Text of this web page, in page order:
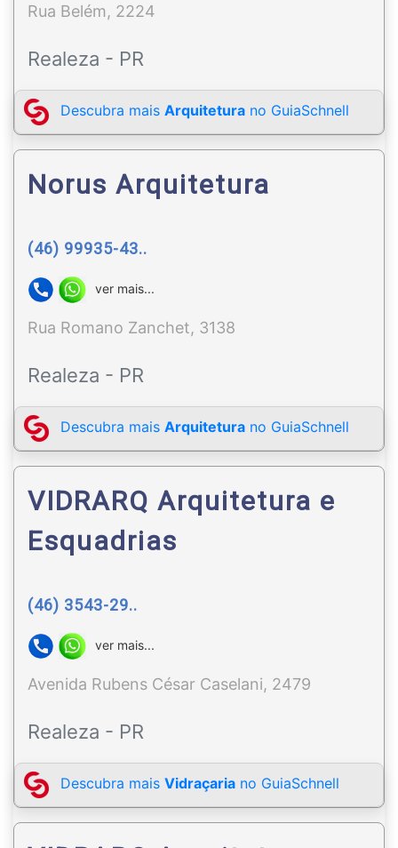
Rua Belém, 2224
Realeza - PR
Descubra mais Arquitetura no GuiaSchnell
Norus Arquitetura
(46) 99935-43..
ver mais...
Rua Romano Zanchet, 3138
Realeza - PR
Descubra mais Arquitetura no GuiaSchnell
VIDRARQ Arquitetura e
Esquadrias
(46) 3543-29..
ver mais...
Avenida Rubens César Caselani, 2479
Realeza - PR
Descubra mais Vidraçaria no GuiaSchnell